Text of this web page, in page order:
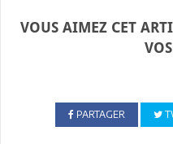
VOUS AIMEZ CET
PARTAGER